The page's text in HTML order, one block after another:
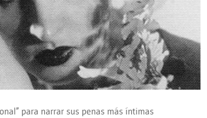
para narrar sus penas más íntimas